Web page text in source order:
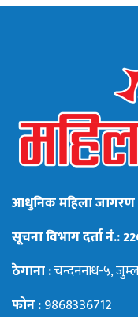
आधुनिक महिला जागरण
सूचना विभाग दर्ता नं.:
ठेगाना :चन्दननाथ-५,
फोन :9868336712